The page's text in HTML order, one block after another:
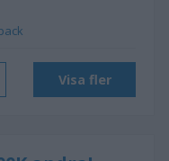
Visa fler